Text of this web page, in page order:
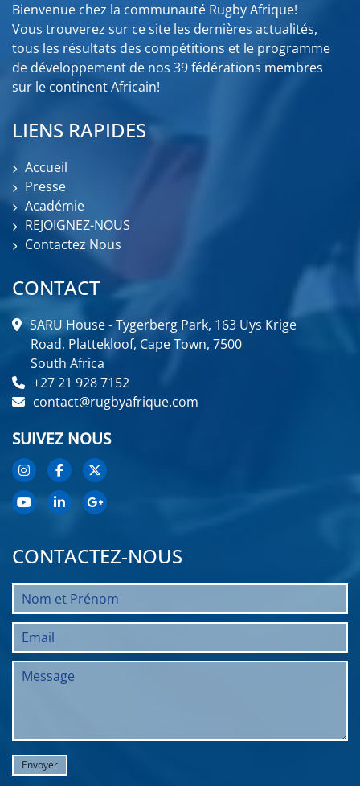
Bienvenue chez la communauté Rugby Afrique!
Vous trouverez sur ce site les dernières actualités,
tous les résultats des compétitions et le programme
de développement de nos 39 fédérations membres
sur le continent Africain!
LIENS RAPIDES
Accueil
Presse
Académie
REJOIGNEZ-NOUS
Contactez Nous
CONTACT
SARU House - Tygerberg Park, 163 Uys Krige
Road, Plattekloof, Cape Town, 7500
South Africa
+27 21 928 7152
contact@rugbyafrique.com
SUIVEZ NOUS
CONTACTEZ-NOUS